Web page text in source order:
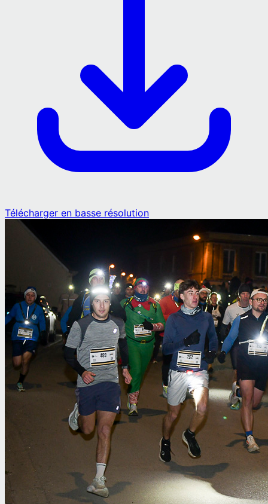
Télécharger en basse résolution